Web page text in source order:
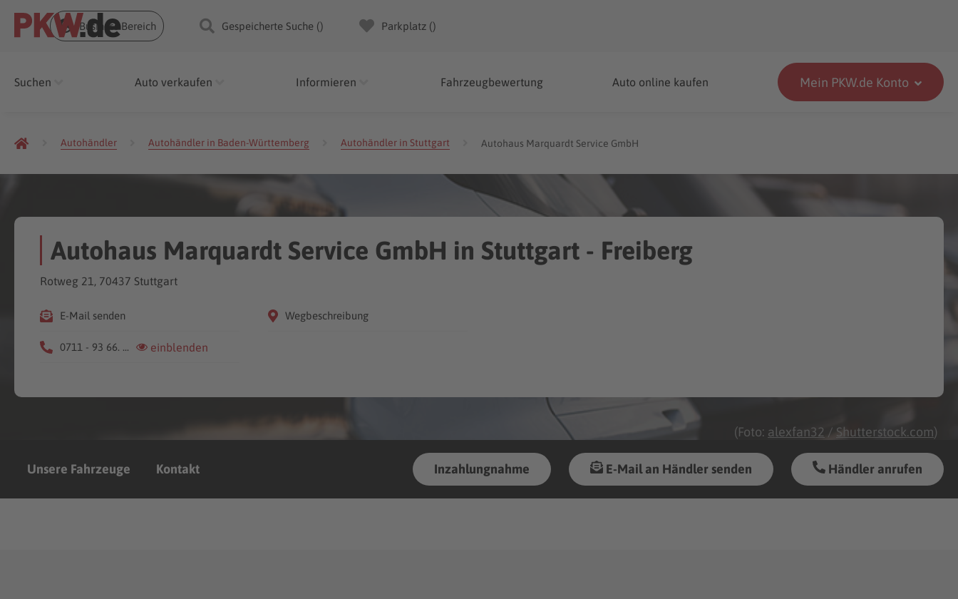
Business Bereich Gespeicherte Suche () Parkplatz ()
Suchen Auto verkaufen Informieren Fahrzeugbewertung Auto online kaufen Mein PKW.de Konto
Autohändler Autohändler in Baden-Württemberg Autohändler in Stuttgart Autohaus Marquardt Service GmbH
Unsere Fahrzeuge Kontakt Inzahlungnahme E-Mail an Händler senden Händler anrufen
(Foto: alexfan32 / Shutterstock.com)
Autohaus Marquardt Service GmbH in Stuttgart - Freiberg
Rotweg 21, 70437 Stuttgart
E-Mail senden
0711 - 93 66. ... einblenden
Wegbeschreibung